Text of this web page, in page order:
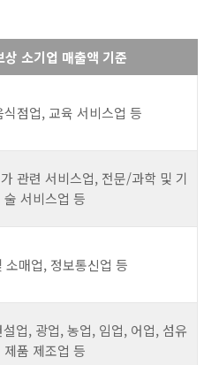
상 소기업 매출액 기준
점업, 교육 서비스업 등
관련 서비스업, 전문/과학 및 기
술 서비스업 등
소매업, 정보통신업 등
업, 광업, 농업, 임업, 어업, 섬유
제품 제조업 등